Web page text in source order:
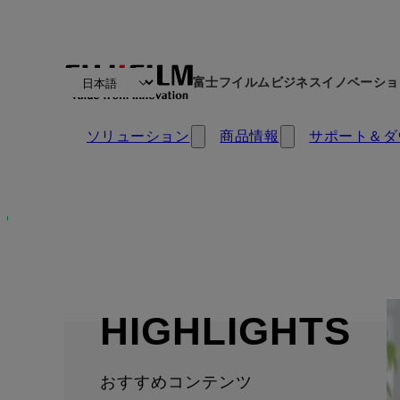
富士フイルムビジネスイノベーシ
ソリューション 商品情報 サポート＆
HIGHLIGHTS
おすすめコンテンツ